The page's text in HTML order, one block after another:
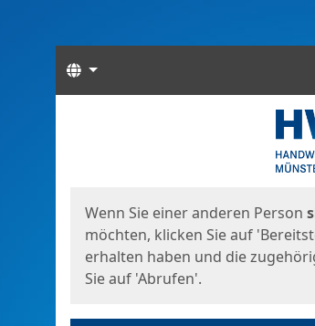
Sprachen
Wenn Sie einer anderen Person
möchten, klicken Sie auf
erhalten haben und die
Sie auf 'Abrufen'.